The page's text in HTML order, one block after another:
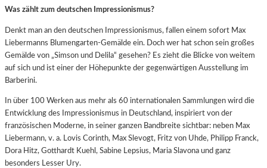
Was zählt zum deutschen Impressionismus?
Denkt man an den deutschen Impressionismus, fallen einem sofort Max
Liebermanns Blumengarten-Gemälde ein. Doch wer hat schon sein großes
Gemälde von „Simson und Delila“ gesehen? Es zieht die Blicke von weitem
auf sich und ist einer der Höhepunkte der gegenwärtigen Ausstellung im
Barberini.
In über 100 Werken aus mehr als 60 internationalen Sammlungen wird die
Entwicklung des Impressionismus in Deutschland, inspiriert von der
französischen Moderne, in seiner ganzen Bandbreite sichtbar: neben Max
Liebermann, v. a. Lovis Corinth, Max Slevogt, Fritz von Uhde, Philipp Franck,
Dora Hitz, Gotthardt Kuehl, Sabine Lepsius, Maria Slavona und ganz
besonders Lesser Ury.